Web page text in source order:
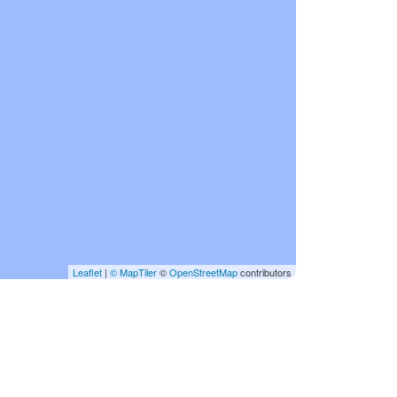
Leaflet | © MapTiler©OpenStreetMapcontributors